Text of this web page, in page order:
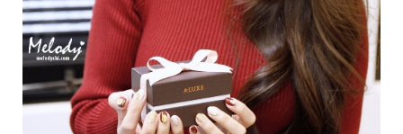
珠寶鑽飾
迪士尼系列
黃金金飾